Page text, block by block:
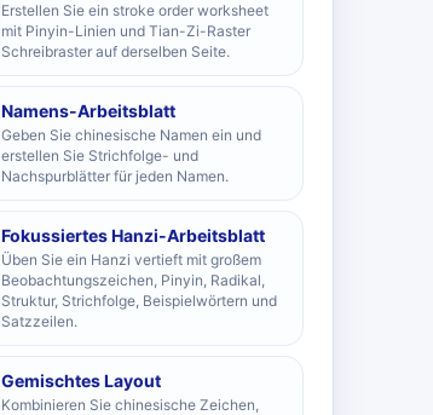
Erstellen Sie ein stroke order worksheet
mit Pinyin-Linien und Tian-Zi-Raster
Schreibraster auf derselben Seite.
Namens-Arbeitsblatt
Geben Sie chinesische Namen ein und
erstellen Sie Strichfolge- und
Nachspurblätter für jeden Namen.
Fokussiertes Hanzi-Arbeitsblatt
Üben Sie ein Hanzi vertieft mit großem
Beobachtungszeichen, Pinyin, Radikal,
Struktur, Strichfolge, Beispielwörtern und
Satzzeilen.
Gemischtes Layout
Kombinieren Sie chinesische Zeichen,